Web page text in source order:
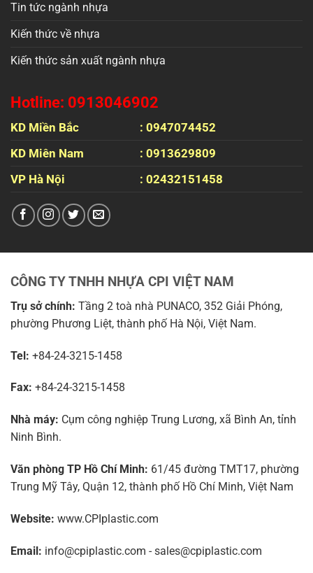
Tin tức ngành nhựa
Kiến thức về nhựa
Kiến thức sản xuất ngành nhựa
Hotline: 0913046902
KD Miền Bắc
: 0947074452
KD Miên Nam
: 0913629809
VP Hà Nội
: 02432151458
CÔNG TY TNHH NHỰA CPI VIỆT NAM
Trụ sở chính: Tầng 2 toà nhà PUNACO, 352 Giải Phóng,
phường Phương Liệt, thành phố Hà Nội, Việt Nam.
Tel: +84-24-3215-1458
Fax: +84-24-3215-1458
Nhà máy: Cụm công nghiệp Trung Lương, xã Bình An, tỉnh
Ninh Bình.
Văn phòng TP Hồ Chí Minh: 61/45 đường TMT17, phường
Trung Mỹ Tây, Quận 12, thành phố Hồ Chí Minh, Việt Nam
Website: www.CPIplastic.com
Email: info@cpiplastic.com - sales@cpiplastic.com